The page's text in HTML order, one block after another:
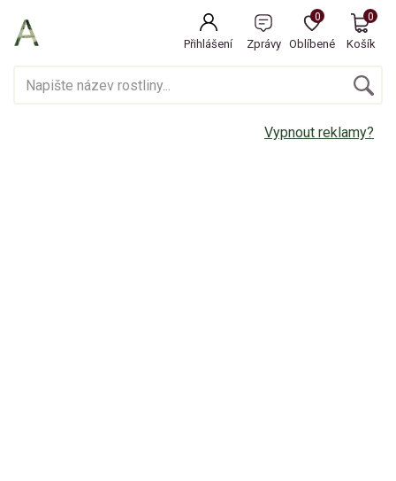
Přihlášení Zprávy Oblíbené
0
Košík
0
Vypnout reklamy?